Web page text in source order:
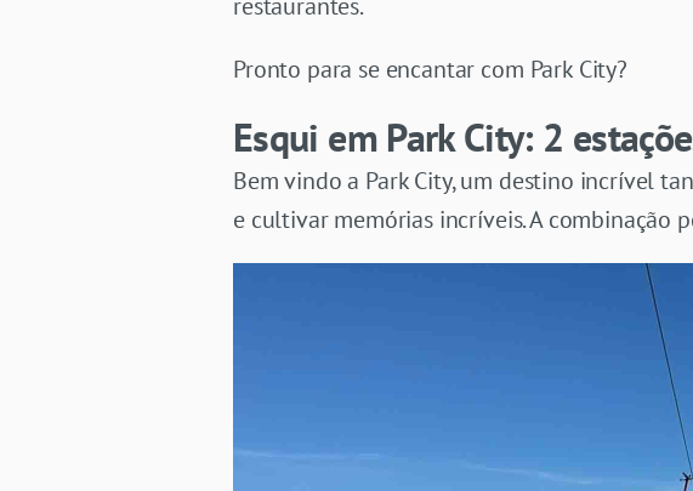
Pronto para se encantar com Park City?
Esqui em Park City: 2
Bem vindo a Park City, um destino incrível
e cultivar memórias incríveis. A combinação